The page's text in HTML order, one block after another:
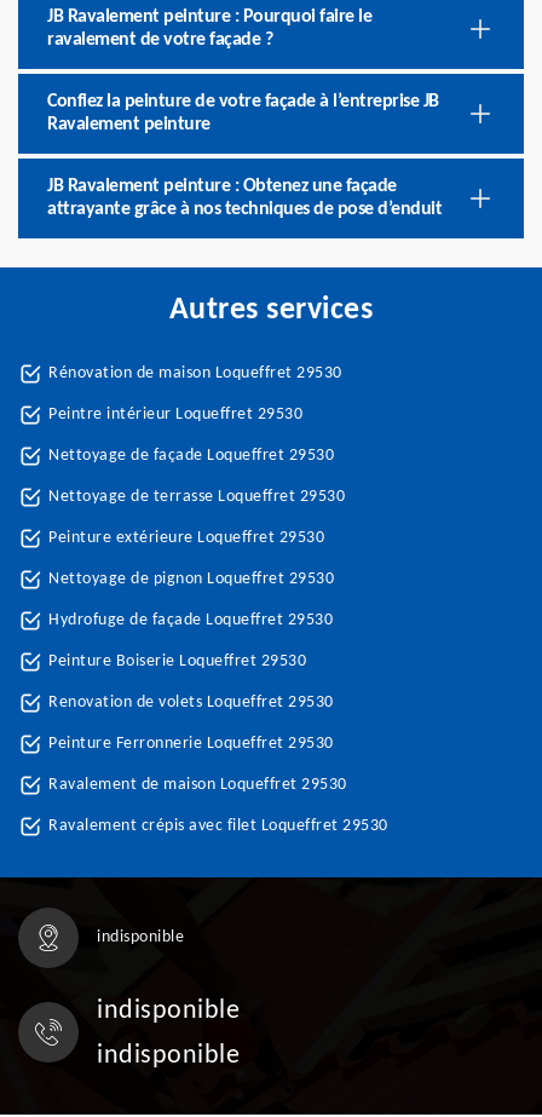
JB Ravalement peinture : Pourquoi faire le
ravalement de votre façade ?
Confiez la peinture de votre façade à l’entreprise JB
Ravalement peinture
JB Ravalement peinture : Obtenez une façade
attrayante grâce à nos techniques de pose d’enduit
Autres services
Rénovation de maison Loqueffret 29530
Peintre intérieur Loqueffret 29530
Nettoyage de façade Loqueffret 29530
Nettoyage de terrasse Loqueffret 29530
Peinture extérieure Loqueffret 29530
Nettoyage de pignon Loqueffret 29530
Hydrofuge de façade Loqueffret 29530
Peinture Boiserie Loqueffret 29530
Renovation de volets Loqueffret 29530
Peinture Ferronnerie Loqueffret 29530
Ravalement de maison Loqueffret 29530
Ravalement crépis avec filet Loqueffret 29530
indisponible
indisponible
indisponible